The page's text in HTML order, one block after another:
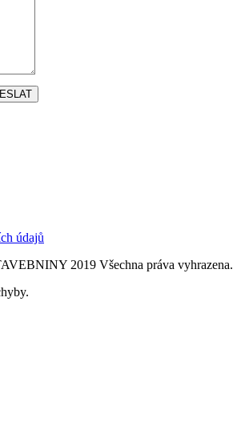
údajů
2019 Všechna práva vyhrazena.